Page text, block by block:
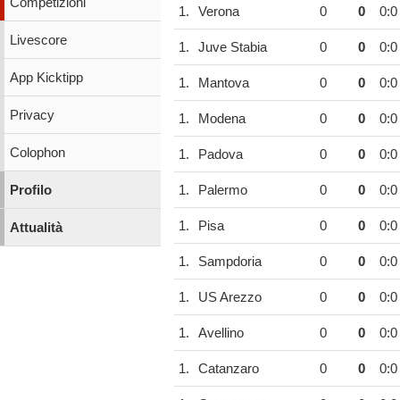
Livescore
App Kicktipp
Privacy
Colophon
Profilo
Attualità
1. Verona 0 0 0:0
1. Juve Stabia 0 0 0:0
1. Mantova 0 0 0:0
1. Modena 0 0 0:0
1. Padova 0 0 0:0
1. Palermo 0 0 0:0
1. Pisa 0 0 0:0
1. Sampdoria 0 0 0:0
1. US Arezzo 0 0 0:0
1. Avellino 0 0 0:0
1. Catanzaro 0 0 0:0